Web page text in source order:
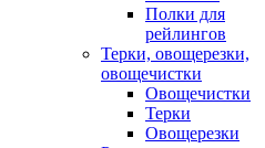
Полки для
рейлингов
Терки, овощерезки,
овощечистки
Овощечистки
Терки
Овощерезки